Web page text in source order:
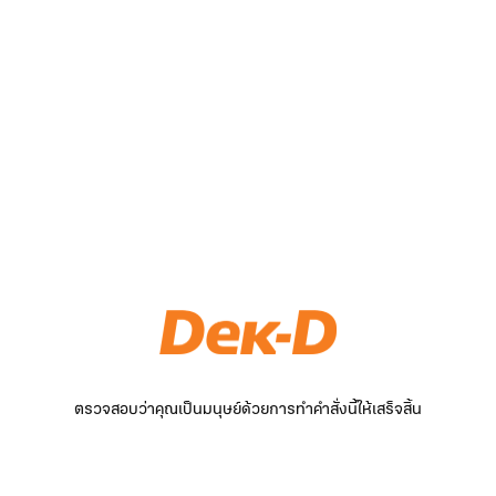
ตรวจสอบว่าคุณเป็นมนุษย์ด้วยการทำคำสั่งนี้ให้เสร็จสิ้น